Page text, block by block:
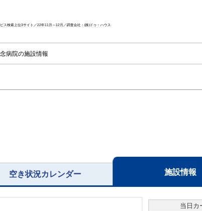
検索上位3サイト／22年11月～12月／調査会社：(株)ドゥ・ハウス
病院の施設情報
空き状況カレンダー 施設情報
当日カ